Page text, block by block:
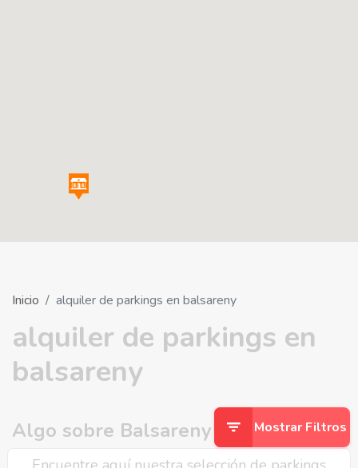
Inicio alquiler de parkings en balsareny
alquiler de parkings en
balsareny
Mostrar Filtros
Algo sobre Balsareny